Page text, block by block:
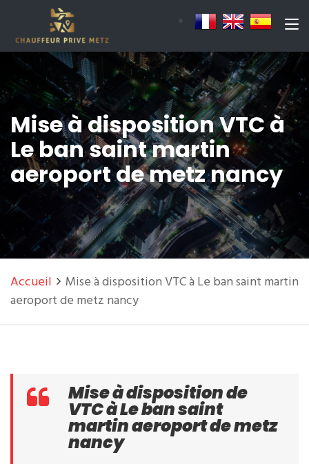
Mise à disposition VTC à
Le ban saint martin
aeroport de metz nancy
Accueil
Mise à disposition VTC à Le ban saint martin
aeroport de metz nancy
Mise à disposition de
VTC à Le ban saint
martin aeroport de metz
nancy